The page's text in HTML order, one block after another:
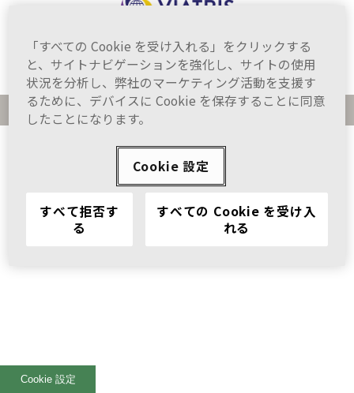
プライバシーポリシー サイトマップ
Cookie 設定
「すべての Cookie を受け入れる」をクリックする
と、サイトナビゲーションを強化し、サイトの使用
状況を分析し、弊社のマーケティング活動を支援す
るために、デバイスに Cookie を保存することに同意
したことになります。
Cookie 設定
すべて拒否す
る
すべての Cookie を受け入
れる